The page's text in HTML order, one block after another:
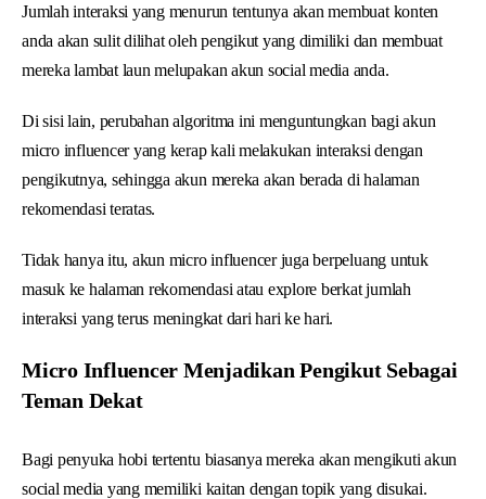
Jumlah interaksi yang menurun tentunya akan membuat konten
anda akan sulit dilihat oleh pengikut yang dimiliki dan membuat
mereka lambat laun melupakan akun social media anda.
Di sisi lain, perubahan algoritma ini menguntungkan bagi akun
micro influencer yang kerap kali melakukan interaksi dengan
pengikutnya, sehingga akun mereka akan berada di halaman
rekomendasi teratas.
Tidak hanya itu, akun micro influencer juga berpeluang untuk
masuk ke halaman rekomendasi atau explore berkat jumlah
interaksi yang terus meningkat dari hari ke hari.
Micro Influencer Menjadikan Pengikut Sebagai
Teman Dekat
Bagi penyuka hobi tertentu biasanya mereka akan mengikuti akun
social media yang memiliki kaitan dengan topik yang disukai.